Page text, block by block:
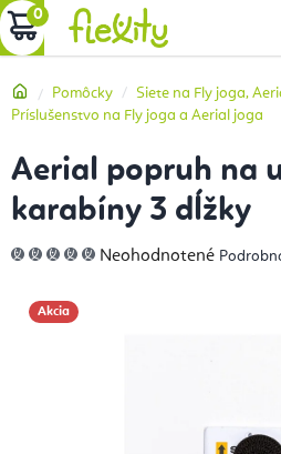
Prejsť
na
NÁKUPNÝ
DomovPomôcky
Siete na Fly joga,
Príslušenstvo na Fly joga a Aerial joga
Aerial popruh na
karabíny 3 dĺžky
Priemerné
hodnotenie
Neohodnotené
Akcia